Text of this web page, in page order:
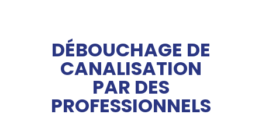
DÉBOUCHAGE DE
CANALISATION
PAR DES
PROFESSIONNELS